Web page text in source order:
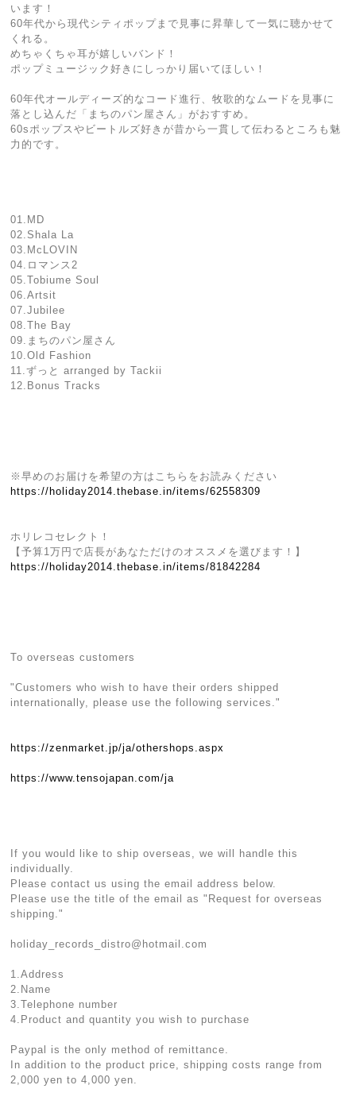
います！
60年代から現代シティポップまで見事に昇華して一気に聴かせて
くれる。
めちゃくちゃ耳が嬉しいバンド！
ポップミュージック好きにしっかり届いてほしい！
60年代オールディーズ的なコード進行、牧歌的なムードを見事に
落とし込んだ「まちのパン屋さん」がおすすめ。
60sポップスやビートルズ好きが昔から一貫して伝わるところも魅
力的です。
01.MD
02.Shala La
03.McLOVIN
04.ロマンス2
05.Tobiume Soul
06.Artsit
07.Jubilee
08.The Bay
09.まちのパン屋さん
10.Old Fashion
11.ずっと arranged by Tackii
12.Bonus Tracks
※早めのお届けを希望の方はこちらをお読みください
https://holiday2014.thebase.in/items/62558309
ホリレコセレクト！
【予算1万円で店長があなただけのオススメを選びます！】
https://holiday2014.thebase.in/items/81842284
To overseas customers
"Customers who wish to have their orders shipped
internationally, please use the following services."
https://zenmarket.jp/ja/othershops.aspx
https://www.tensojapan.com/ja
If you would like to ship overseas, we will handle this
individually.
Please contact us using the email address below.
Please use the title of the email as "Request for overseas
shipping."
holiday_records_distro@hotmail.com
1.Address
2.Name
3.Telephone number
4.Product and quantity you wish to purchase
Paypal is the only method of remittance.
In addition to the product price, shipping costs range from
2,000 yen to 4,000 yen.